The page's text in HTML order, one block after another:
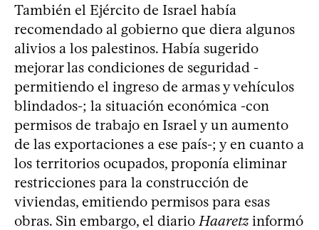
También el Ejército de Israel había
recomendado al gobierno que diera algunos
alivios a los palestinos. Había sugerido
mejorar las condiciones de seguridad -
permitiendo el ingreso de armas y vehículos
blindados-; la situación económica -con
permisos de trabajo en Israel y un aumento
de las exportaciones a ese país-; y en cuanto a
los territorios ocupados, proponía eliminar
restricciones para la construcción de
viviendas, emitiendo permisos para esas
obras. Sin embargo, el diario Haaretz informó